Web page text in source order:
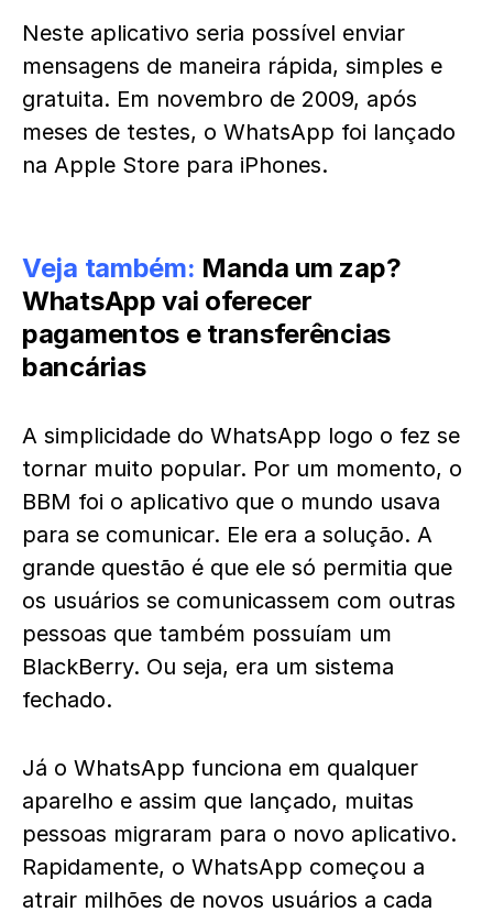
Neste aplicativo seria possível enviar
mensagens de maneira rápida, simples e
gratuita. Em novembro de 2009, após
meses de testes, o WhatsApp foi lançado
na Apple Store para iPhones.
Veja também: Manda um zap?
WhatsApp vai oferecer
pagamentos e transferências
bancárias
A simplicidade do WhatsApp logo o fez se
tornar muito popular. Por um momento, o
BBM foi o aplicativo que o mundo usava
para se comunicar. Ele era a solução. A
grande questão é que ele só permitia que
os usuários se comunicassem com outras
pessoas que também possuíam um
BlackBerry. Ou seja, era um sistema
fechado.
Já o WhatsApp funciona em qualquer
aparelho e assim que lançado, muitas
pessoas migraram para o novo aplicativo.
Rapidamente, o WhatsApp começou a
atrair milhões de novos usuários a cada